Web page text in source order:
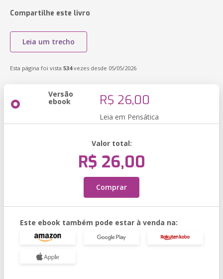
Compartilhe este livro
Leia um trecho
Esta página foi vista 534vezes desde 05/05/2026
Versão
ebook R$ 26,00
Leia em Pensática
Valor total:
R$ 26,00
Comprar
Este ebook também pode estar à venda na: